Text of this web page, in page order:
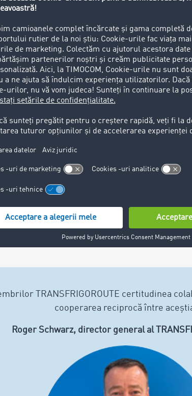
o ofertă de transport
detaliile comenzii.
publicarea”,
de
de transport închisă:
noștri
TRANSFRIGOROUTE certitudinea
cooperarea reciprocă între
Roger Schwarz, director general al